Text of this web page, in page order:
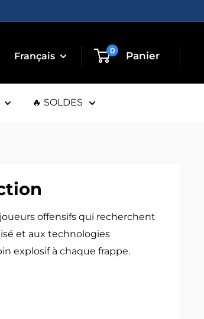
0 Panier
🔥 SOLDES
offensifs qui recherchent
et aux technologies
explosif à chaque frappe.